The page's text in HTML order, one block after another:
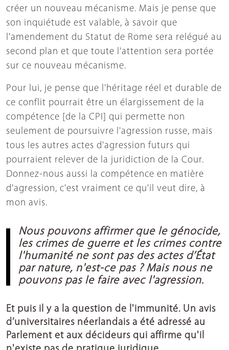
créer un nouveau mécanisme. Mais je pense que
son inquiétude est valable, à savoir que
l'amendement du Statut de Rome sera relégué au
second plan et que toute l'attention sera portée
sur ce nouveau mécanisme.
Pour lui, je pense que l'héritage réel et durable de
ce conflit pourrait être un élargissement de la
compétence [de la CPI] qui permette non
seulement de poursuivre l'agression russe, mais
tous les autres actes d'agression futurs qui
pourraient relever de la juridiction de la Cour.
Donnez-nous aussi la compétence en matière
d'agression, c'est vraiment ce qu'il veut dire, à
mon avis.
Nous pouvons affirmer que le génocide,
les crimes de guerre et les crimes contre
l'humanité ne sont pas des actes d’État
par nature, n'est-ce pas ? Mais nous ne
pouvons pas le faire avec l'agression.
Et puis il y a la question de l'immunité. Un avis
d’universitaires néerlandais a été adressé au
Parlement et aux décideurs qui affirme qu'il